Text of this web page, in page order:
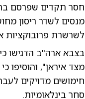
מנסים לשדר ריסון
לשרשרת פרובוקציות
בצבא ארה"ב הדגישו
מצד איראן", והוסיפו
חימושים מדויקים
סחר בינלאומיות.